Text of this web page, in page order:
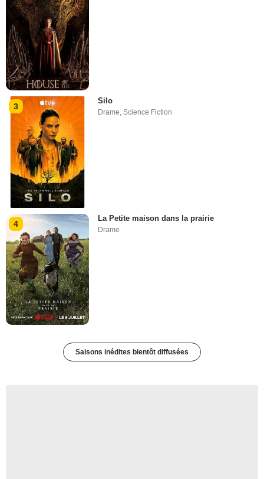
3
Silo
Drame,Science Fiction
4
La Petite maison dans la prairie
Drame
Saisons inédites bientôt diffusées